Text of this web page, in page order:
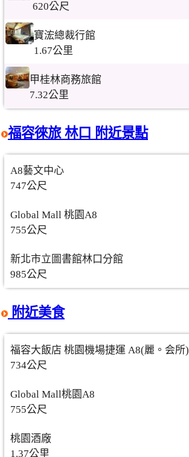
620公尺
寶浤總裁行館
1.67公里
甲桂林商務旅館
7.32公里
福容徠旅 林口 附近景點
A8藝文中心
747公尺
Global Mall 桃園A8
755公尺
新北市立圖書館林口分館
985公尺
附近美食
福容大飯店 桃園機場捷運 A8(麗。会所)
734公尺
Global Mall桃園A8
755公尺
桃園酒廠
1.37公里